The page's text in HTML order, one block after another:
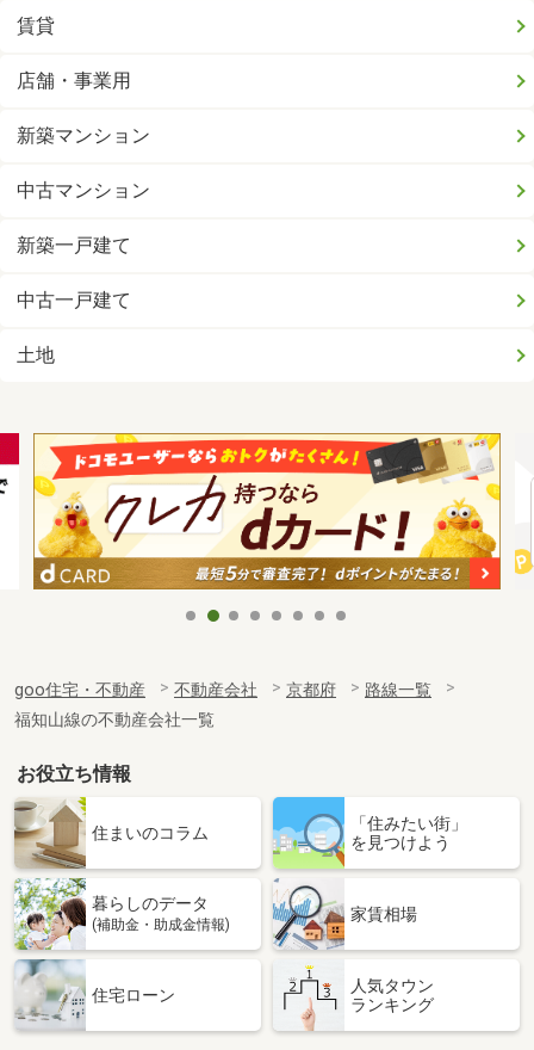
賃貸
店舗・事業用
新築マンション
中古マンション
新築一戸建て
中古一戸建て
土地
goo住宅・不動産 不動産会社 京都府
路線一覧
福知山線の不動産会社一覧
お役立ち情報
住まいのコラム
「住みたい街」
を見つけよう
暮らしのデータ
(補助金・助成金情報)
家賃相場
住宅ローン
人気タウン
ランキング